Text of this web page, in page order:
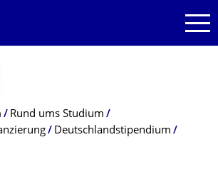
Rund ums Studium
Deutschlandstipendium